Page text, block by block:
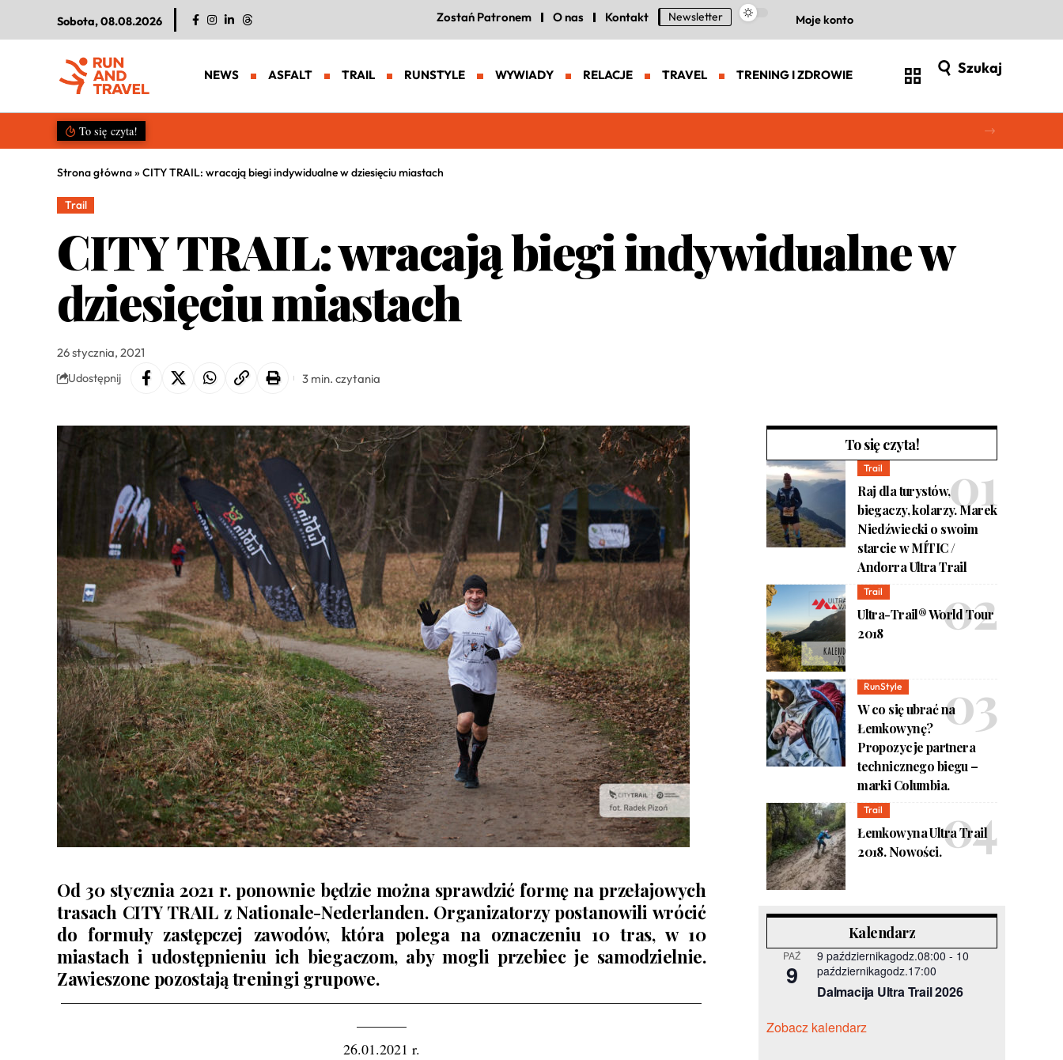
Sobota, 08.08.2026 Zostań Patronem O nas Kontakt Newsletter Moje konto
NEWS ASFALT TRAIL RUNSTYLE WYWIADY RELACJE TRAVEL TRENING I ZDROWIE Szukaj
To się czyta!
Strona główna» CITY TRAIL: wracają biegi indywidualne w dziesięciu miastach
Trail
CITY TRAIL: wracają biegi indywidualne w
dziesięciu miastach
26 stycznia, 2021
Udostępnij 3 min. czytania
Od 30 stycznia 2021 r. ponownie będzie można sprawdzić formę na przełajowych
trasach CITY TRAIL z Nationale-Nederlanden. Organizatorzy postanowili wrócić
do formuły zastępczej zawodów, która polega na oznaczeniu 10 tras, w 10
miastach i udostępnieniu ich biegaczom, aby mogli przebiec je samodzielnie.
Zawieszone pozostają treningi grupowe.
—————————————————————————————————————————————
———–
26.01.2021 r.
To się czyta!
Trail
Raj dla turystów,
biegaczy, kolarzy. Marek
Niedźwiecki o swoim
starcie w MÍTIC /
Andorra Ultra Trail
Trail
Ultra-Trail® World Tour
2018
RunStyle
W co się ubrać na
Łemkowynę?
Propozycje partnera
technicznego biegu –
marki Columbia.
Trail
Łemkowyna Ultra Trail
2018. Nowości.
Kalendarz
PAŹ
9
9 październikagodz.08:00 - 10
październikagodz.17:00
Dalmacija Ultra Trail 2026
Zobacz kalendarz